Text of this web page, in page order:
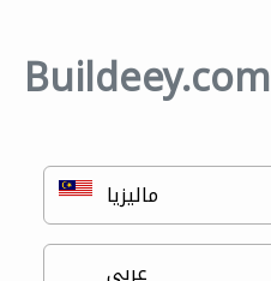
Buildeey.com